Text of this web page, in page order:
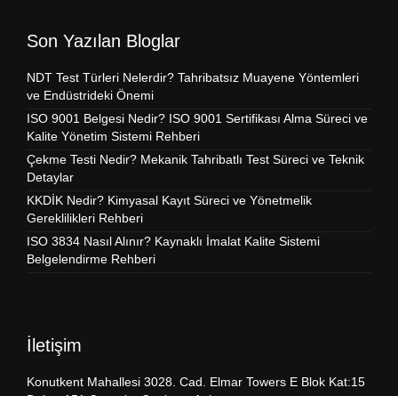
Son Yazılan Bloglar
NDT Test Türleri Nelerdir? Tahribatsız Muayene Yöntemleri
ve Endüstrideki Önemi
ISO 9001 Belgesi Nedir? ISO 9001 Sertifikası Alma Süreci ve
Kalite Yönetim Sistemi Rehberi
Çekme Testi Nedir? Mekanik Tahribatlı Test Süreci ve Teknik
Detaylar
KKDİK Nedir? Kimyasal Kayıt Süreci ve Yönetmelik
Gereklilikleri Rehberi
ISO 3834 Nasıl Alınır? Kaynaklı İmalat Kalite Sistemi
Belgelendirme Rehberi
İletişim
Konutkent Mahallesi 3028. Cad. Elmar Towers E Blok Kat:15